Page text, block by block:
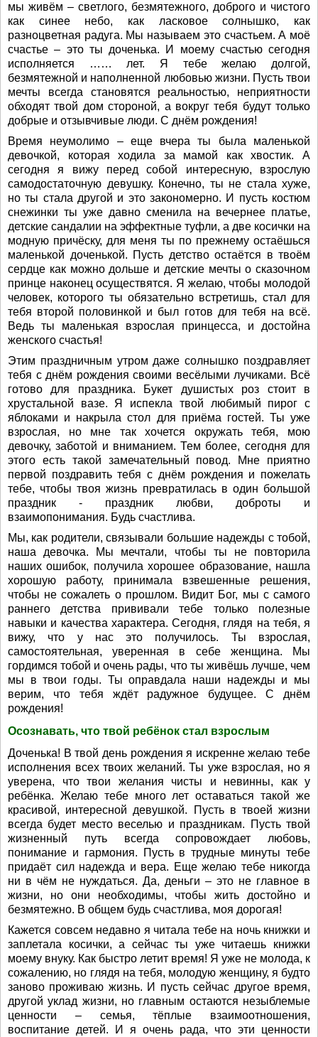
мы живём – светлого, безмятежного, доброго и чистого
как синее небо, как ласковое солнышко, как
разноцветная радуга. Мы называем это счастьем. А моё
счастье – это ты доченька. И моему счастью сегодня
исполняется …… лет. Я тебе желаю долгой,
безмятежной и наполненной любовью жизни. Пусть твои
мечты всегда становятся реальностью, неприятности
обходят твой дом стороной, а вокруг тебя будут только
добрые и отзывчивые люди. С днём рождения!
Время неумолимо – еще вчера ты была маленькой
девочкой, которая ходила за мамой как хвостик. А
сегодня я вижу перед собой интересную, взрослую
самодостаточную девушку. Конечно, ты не стала хуже,
но ты стала другой и это закономерно. И пусть костюм
снежинки ты уже давно сменила на вечернее платье,
детские сандалии на эффектные туфли, а две косички на
модную причёску, для меня ты по прежнему остаёшься
маленькой доченькой. Пусть детство остаётся в твоём
сердце как можно дольше и детские мечты о сказочном
принце наконец осуществятся. Я желаю, чтобы молодой
человек, которого ты обязательно встретишь, стал для
тебя второй половинкой и был готов для тебя на всё.
Ведь ты маленькая взрослая принцесса, и достойна
женского счастья!
Этим праздничным утром даже солнышко поздравляет
тебя с днём рождения своими весёлыми лучиками. Всё
готово для праздника. Букет душистых роз стоит в
хрустальной вазе. Я испекла твой любимый пирог с
яблоками и накрыла стол для приёма гостей. Ты уже
взрослая, но мне так хочется окружать тебя, мою
девочку, заботой и вниманием. Тем более, сегодня для
этого есть такой замечательный повод. Мне приятно
первой поздравить тебя с днём рождения и пожелать
тебе, чтобы твоя жизнь превратилась в один большой
праздник - праздник любви, доброты и
взаимопонимания. Будь счастлива.
Мы, как родители, связывали большие надежды с тобой,
наша девочка. Мы мечтали, чтобы ты не повторила
наших ошибок, получила хорошее образование, нашла
хорошую работу, принимала взвешенные решения,
чтобы не сожалеть о прошлом. Видит Бог, мы с самого
раннего детства прививали тебе только полезные
навыки и качества характера. Сегодня, глядя на тебя, я
вижу, что у нас это получилось. Ты взрослая,
самостоятельная, уверенная в себе женщина. Мы
гордимся тобой и очень рады, что ты живёшь лучше, чем
мы в твои годы. Ты оправдала наши надежды и мы
верим, что тебя ждёт радужное будущее. С днём
рождения!
Осознавать, что твой ребёнок стал взрослым
Доченька! В твой день рождения я искренне желаю тебе
исполнения всех твоих желаний. Ты уже взрослая, но я
уверена, что твои желания чисты и невинны, как у
ребёнка. Желаю тебе много лет оставаться такой же
красивой, интересной девушкой. Пусть в твоей жизни
всегда будет место веселью и праздникам. Пусть твой
жизненный путь всегда сопровождает любовь,
понимание и гармония. Пусть в трудные минуты тебе
придаёт сил надежда и вера. Еще желаю тебе никогда
ни в чём не нуждаться. Да, деньги – это не главное в
жизни, но они необходимы, чтобы жить достойно и
безмятежно. В общем будь счастлива, моя дорогая!
Кажется совсем недавно я читала тебе на ночь книжки и
заплетала косички, а сейчас ты уже читаешь книжки
моему внуку. Как быстро летит время! Я уже не молода, к
сожалению, но глядя на тебя, молодую женщину, я будто
заново проживаю жизнь. И пусть сейчас другое время,
другой уклад жизни, но главным остаются незыблемые
ценности – семья, тёплые взаимоотношения,
воспитание детей. И я очень рада, что эти ценности